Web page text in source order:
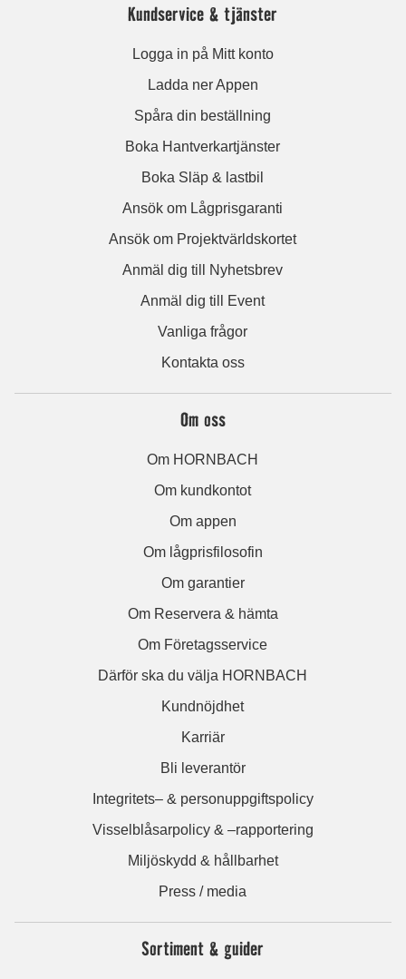
Kundservice & tjänster
Logga in på Mitt konto
Ladda ner Appen
Spåra din beställning
Boka Hantverkartjänster
Boka Släp & lastbil
Ansök om Lågprisgaranti
Ansök om Projektvärldskortet
Anmäl dig till Nyhetsbrev
Anmäl dig till Event
Vanliga frågor
Kontakta oss
Om oss
Om HORNBACH
Om kundkontot
Om appen
Om lågprisfilosofin
Om garantier
Om Reservera & hämta
Om Företagsservice
Därför ska du välja HORNBACH
Kundnöjdhet
Karriär
Bli leverantör
Integritets– & personuppgiftspolicy
Visselblåsarpolicy & –rapportering
Miljöskydd & hållbarhet
Press / media
Sortiment & guider